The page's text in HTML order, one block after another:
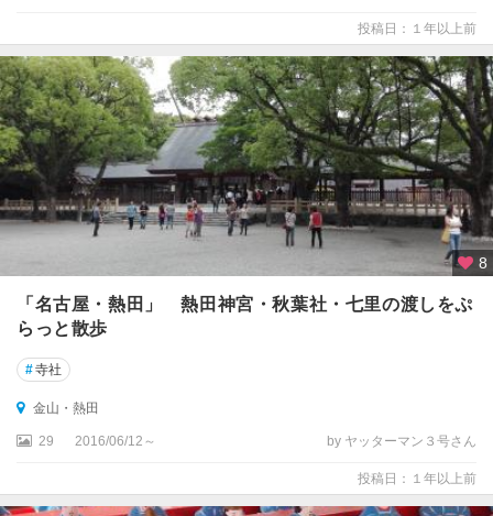
投稿日：１年以上前
8
「名古屋・熱田」 熱田神宮・秋葉社・七里の渡しをぷ
らっと散歩
#寺社
金山・熱田
29 2016/06/12～ by ヤッターマン３号さん
投稿日：１年以上前